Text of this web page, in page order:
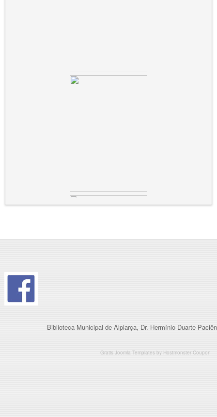
Gratis Joomla Templatesby Hostmonster Coupon
Biblioteca Municipal de Alpiarça, Dr. Hermínio Duarte